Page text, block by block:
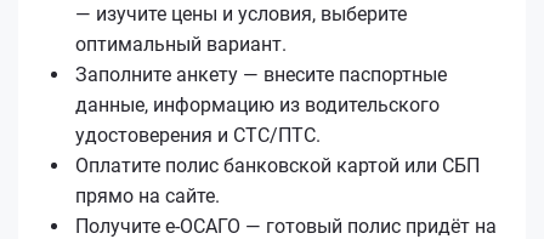
— изучите цены и условия, выберите
оптимальный вариант.
Заполните анкету — внесите паспортные
данные, информацию из водительского
удостоверения и СТС/ПТС.
Оплатите полис банковской картой или СБП
прямо на сайте.
Получите е‑ОСАГО — готовый полис придёт на